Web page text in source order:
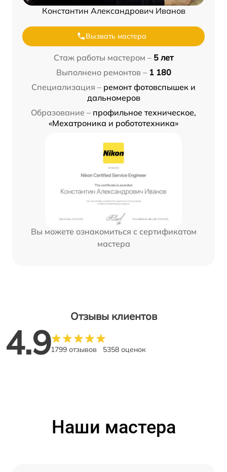
Константин Александрович Иванов
Вызвать мастера
Стаж работы мастером – 5 лет
Выполнено ремонтов – 1 180
Специализация – ремонт фотовспышек и
дальномеров
Образование – профильное техническое,
«Мехатроника и робототехника»
Вы можете ознакомиться с сертификатом
мастера
Отзывы клиентов
4.91799 отзывов 5358 оценок
Наши мастера